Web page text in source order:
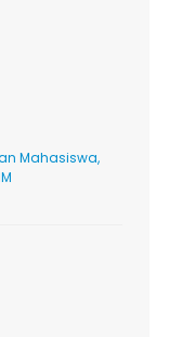
Mahasiswa,